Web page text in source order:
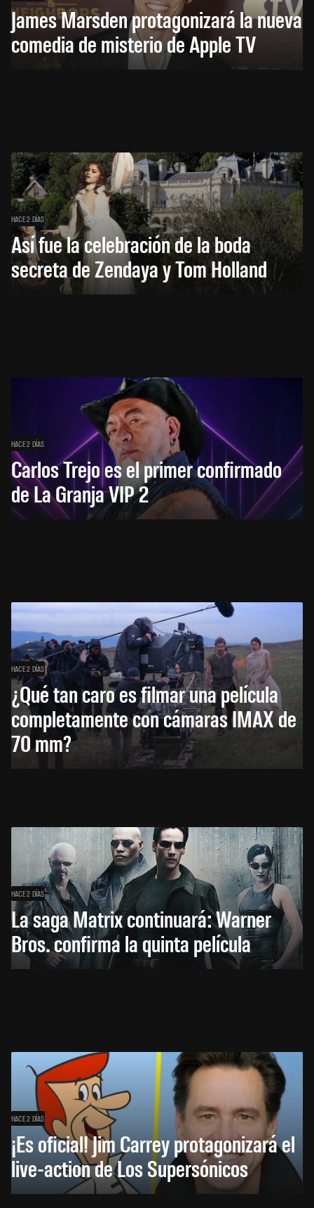
James Marsden protagonizará la nueva
comedia de misterio de Apple TV
HACE 2 DÍAS
Así fue la celebración de la boda
secreta de Zendaya y Tom Holland
HACE 2 DÍAS
Carlos Trejo es el primer confirmado
de La Granja VIP 2
HACE 2 DÍAS
¿Qué tan caro es filmar una película
completamente con cámaras IMAX de
70 mm?
HACE 2 DÍAS
La saga Matrix continuará: Warner
Bros. confirma la quinta película
HACE 2 DÍAS
¡Es oficial! Jim Carrey protagonizará el
live-action de Los Supersónicos